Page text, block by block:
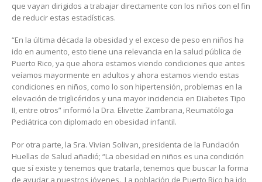
que vayan dirigidos a trabajar directamente con los niños con el fin
de reducir estas estadísticas.
“En la última década la obesidad y el exceso de peso en niños ha
ido en aumento, esto tiene una relevancia en la salud pública de
Puerto Rico, ya que ahora estamos viendo condiciones que antes
veíamos mayormente en adultos y ahora estamos viendo estas
condiciones en niños, como lo son hipertensión, problemas en la
elevación de triglicéridos y una mayor incidencia en Diabetes Tipo
II, entre otros” informó la Dra. Elivette Zambrana, Reumatóؚloga
Pediátrica con diplomado en obesidad infantil.
Por otra parte, la Sra. Vivian Solivan, presidenta de la Fundación
Huellas de Salud añadió; “La obesidad en niños es una condición
que sí existe y tenemos que tratarla, tenemos que buscar la forma
de ayudar a nuestros jóvenes. La población de Puerto Rico ha ido